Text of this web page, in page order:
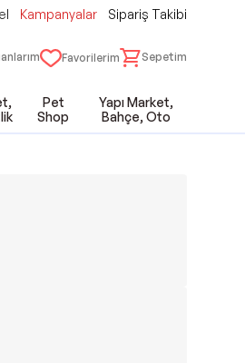
Kampanyalar Sipariş Takibi
Favorilerim Sepetim
Pet
Shop
Yapı Market,
Bahçe, Oto